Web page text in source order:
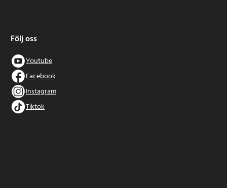
Följ oss
Youtube
Facebook
Instagram
Tiktok